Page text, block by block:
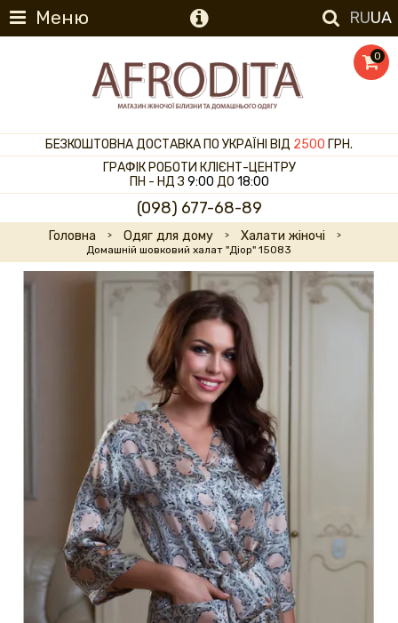
Меню RUUA
0
БЕЗКОШТОВНА ДОСТАВКА ПО УКРАЇНІ ВІД 2500 ГРН.
ГРАФІК РОБОТИ КЛІЄНТ-ЦЕНТРУ
ПН - НД З 9:00 ДО 18:00
(098) 677-68-89
Головна Одяг для дому Халати жіночі
Домашній шовковий халат "Діор" 15083